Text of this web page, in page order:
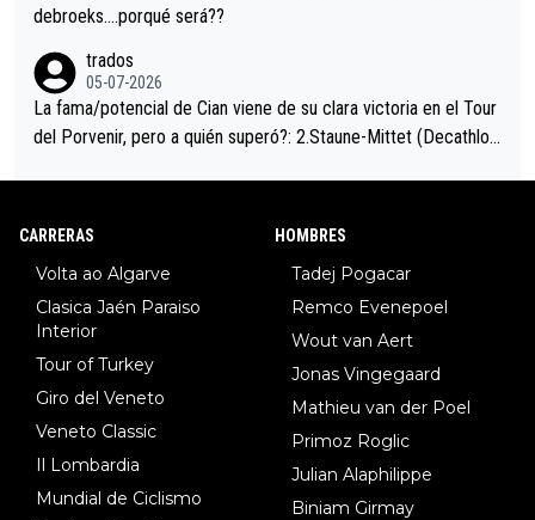
debroeks….porqué será??
trados
05-07-2026
La fama/potencial de Cian viene de su clara victoria en el Tour
del Porvenir, pero a quién superó?: 2.Staune-Mittet (Decathlon,
CARRERAS
Volta ao Algarve
Clasica Jaén Paraiso
Interior
Tour of Turkey
Giro del Veneto
Veneto Classic
Il Lombardia
Mundial de Ciclismo
HOMBRES
Tadej Pogacar
Remco Evenepoel
Wout van Aert
Jonas Vingegaard
Mathieu van der Poel
Primoz Roglic
Julian Alaphilippe
Biniam Girmay